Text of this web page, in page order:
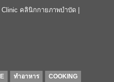
Clinic คลินิกกายภาพบำบัด |
ทำอาหาร COOKING